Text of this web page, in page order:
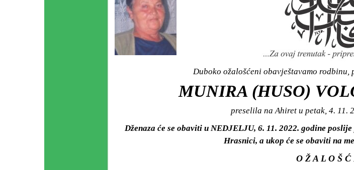
Duboko ožalošćeni obavještavamo
MUNIRA (HUSO)
preselila na Ahiret u petak, 4. 11.
Dženaza će se obaviti u NEDJELJU, 6. 11. 2022. godine
Hrasnici, a ukop će se obaviti na
O Ž A L O Š